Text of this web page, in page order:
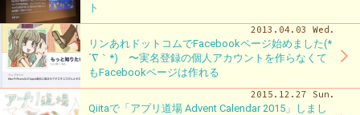
ト
2013.04.03 Wed.
リンあれドットコムでFacebookページ始めました(*
´∇｀*) 〜実名登録の個人アカウントを作らなくて
もFacebookページは作れる
2015.12.27 Sun.
Qiitaで「アプリ道場 Advent Calendar 2015」しまし